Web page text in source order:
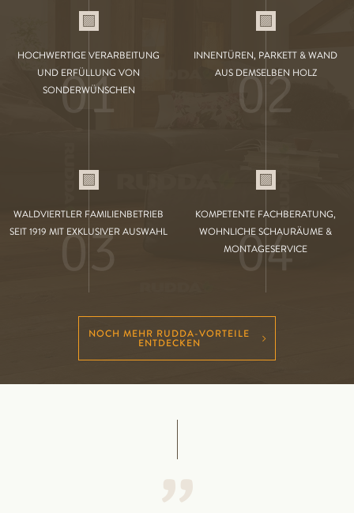
HOCHWERTIGE VERARBEITUNG
UND ERFÜLLUNG VON
SONDERWÜNSCHEN
01
INNENTÜREN, PARKETT & WAND
AUS DEMSELBEN HOLZ
02
WALDVIERTLER FAMILIENBETRIEB
SEIT 1919 MIT EXKLUSIVER AUSWAHL
03
KOMPETENTE FACHBERATUNG,
WOHNLICHE SCHAURÄUME &
MONTAGESERVICE
04
NOCH MEHR RUDDA-VORTEILE
ENTDECKEN